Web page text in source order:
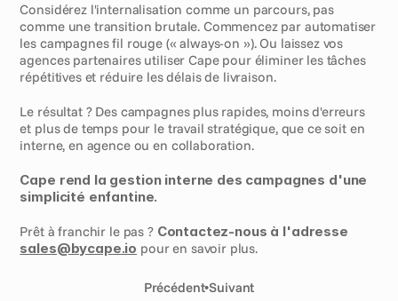
Considérez l'internalisation comme un parcours, pas
comme une transition brutale. Commencez par automatiser
les campagnes fil rouge (« always-on »). Ou laissez vos
agences partenaires utiliser Cape pour éliminer les tâches
répétitives et réduire les délais de livraison.
Le résultat ? Des campagnes plus rapides, moins d'erreurs
et plus de temps pour le travail stratégique, que ce soit en
interne, en agence ou en collaboration.
Cape rend la gestion interne des campagnes d'une
simplicité enfantine.
Prêt à franchir le pas ?
sales@bycape.io pour en savoir plus.
Précédent•Suivant